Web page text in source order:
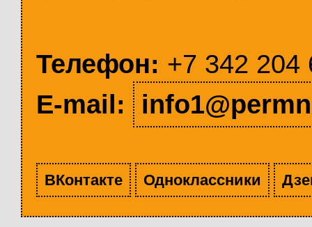
Телефон: +7 342 204
E-mail:
ВКонтакте Одноклассники